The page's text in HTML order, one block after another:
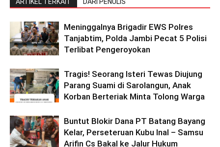
Meninggalnya Brigadir EWS Polres
Tanjabtim, Polda Jambi Pecat 5 Polisi
Terlibat Pengeroyokan
Tragis! Seorang Isteri Tewas Diujung
Parang Suami di Sarolangun, Anak
Korban Berteriak Minta Tolong Warga
Buntut Blokir Dana PT Batang Bayang
Kelar, Perseteruan Kubu Inal – Samsu
Arifin Cs Bakal ke Jalur Hukum